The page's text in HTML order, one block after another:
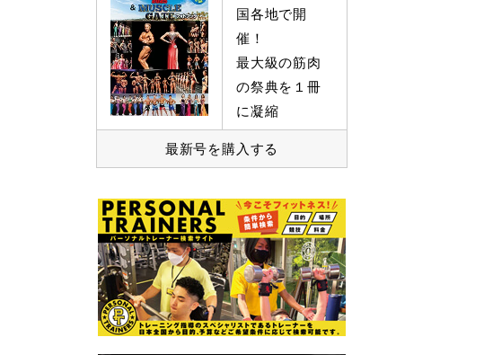
国各地で開
催！
最大級の筋肉
の祭典を１冊
に凝縮
最新号を購入する